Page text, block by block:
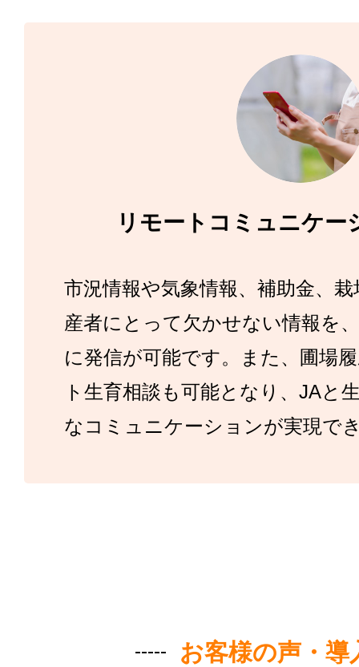
リモートコミュニケー
市況情報や気象情報、補助金、
産者にとって欠かせない情報を
に発信が可能です。また、圃場
ト生育相談も可能となり、JAと
なコミュニケーションが実現で
お客様の声・導